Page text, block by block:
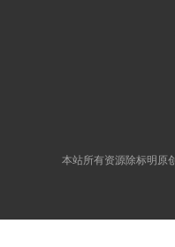
本站所有资源除标明原